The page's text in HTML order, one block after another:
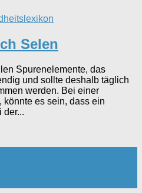
Selen
Spurenelemente, das
und sollte deshalb täglich
werden. Bei einer
es sein, dass ein
der...